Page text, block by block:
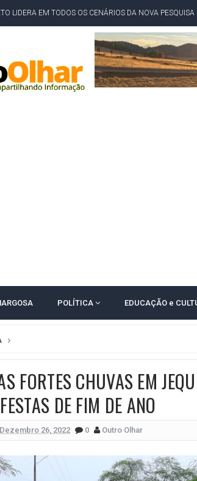
LIDERA EM TODOS OS CENÁRIOS DA NOVA
CELULARES: Prefeito e presidente de Câmara são
DO PT MARCA INÍCIO DA CAMPANHA DE
REFLETEM DISPUTA PELO GOVERNO DA BAHIA
NA BAHIA: PSOL E REDE OFICIALIZAM CHAPA PURA
PÚBLICA REALIZA MUTIRÃO GRATUITO DE DNA EM
LULA DE "LADRÃO E CORRUPTO" E ELEVA TENSÃO
POLÍTICA EDUCAÇÃO e
FORTES CHUVAS EM
DE FIM DE ANO
26, 2022 0 Outro Olhar